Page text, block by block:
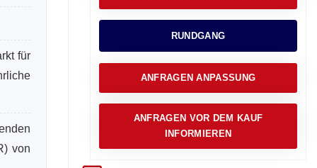
für
von
RUNDGANG
ANFRAGEN ANPASSUNG
ANFRAGEN VOR DEM KAUF
INFORMIEREN